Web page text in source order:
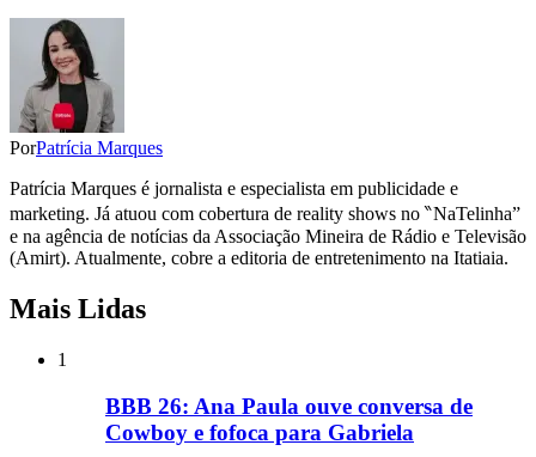
PorPatrícia Marques
Patrícia Marques é jornalista e especialista em publicidade e
marketing. Já atuou com cobertura de reality shows no ‶NaTelinha”
e na agência de notícias da Associação Mineira de Rádio e Televisão
(Amirt). Atualmente, cobre a editoria de entretenimento na Itatiaia.
Mais Lidas
1
BBB 26: Ana Paula ouve conversa de
Cowboy e fofoca para Gabriela